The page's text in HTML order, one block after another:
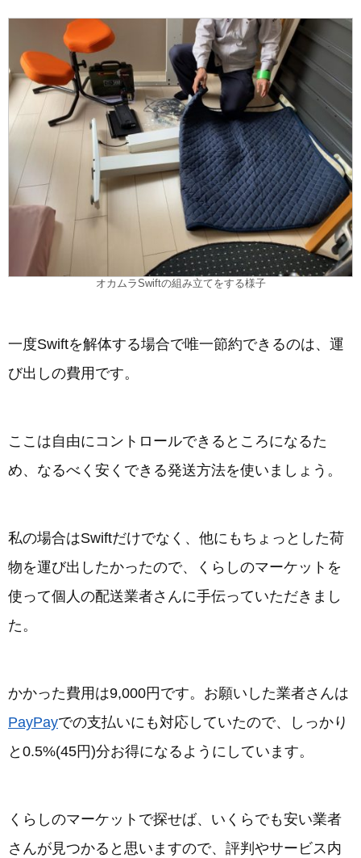
オカムラSwiftの組み立てをする様子
一度Swiftを解体する場合で唯一節約できるのは、運
び出しの費用です。
ここは自由にコントロールできるところになるた
め、なるべく安くできる発送方法を使いましょう。
私の場合はSwiftだけでなく、他にもちょっとした荷
物を運び出したかったので、くらしのマーケットを
使って個人の配送業者さんに手伝っていただきまし
た。
かかった費用は9,000円です。お願いした業者さんは
PayPayでの支払いにも対応していたので、しっかり
と0.5%(45円)分お得になるようにしています。
くらしのマーケットで探せば、いくらでも安い業者
さんが見つかると思いますので、評判やサービス内